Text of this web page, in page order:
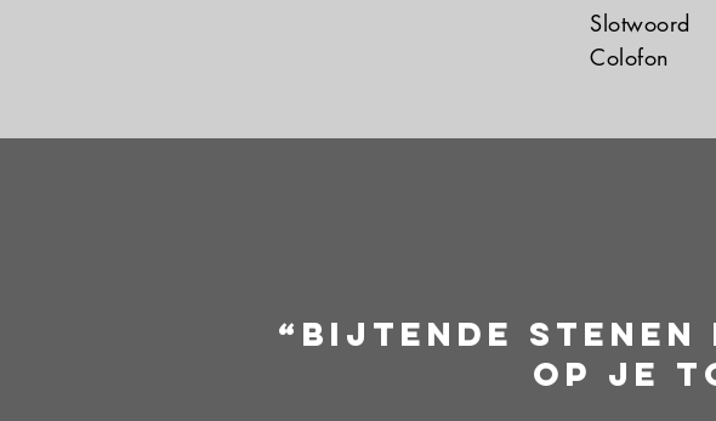
Slotwoord
Colofon
“Bijtende
op je